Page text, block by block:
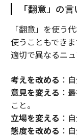
「翻意」の
「翻意」を使う
使うこともでき
適切で異なるニ
考えを改める ：
意見を変える ：
こと。
立場を変える ：
態度を改める ：